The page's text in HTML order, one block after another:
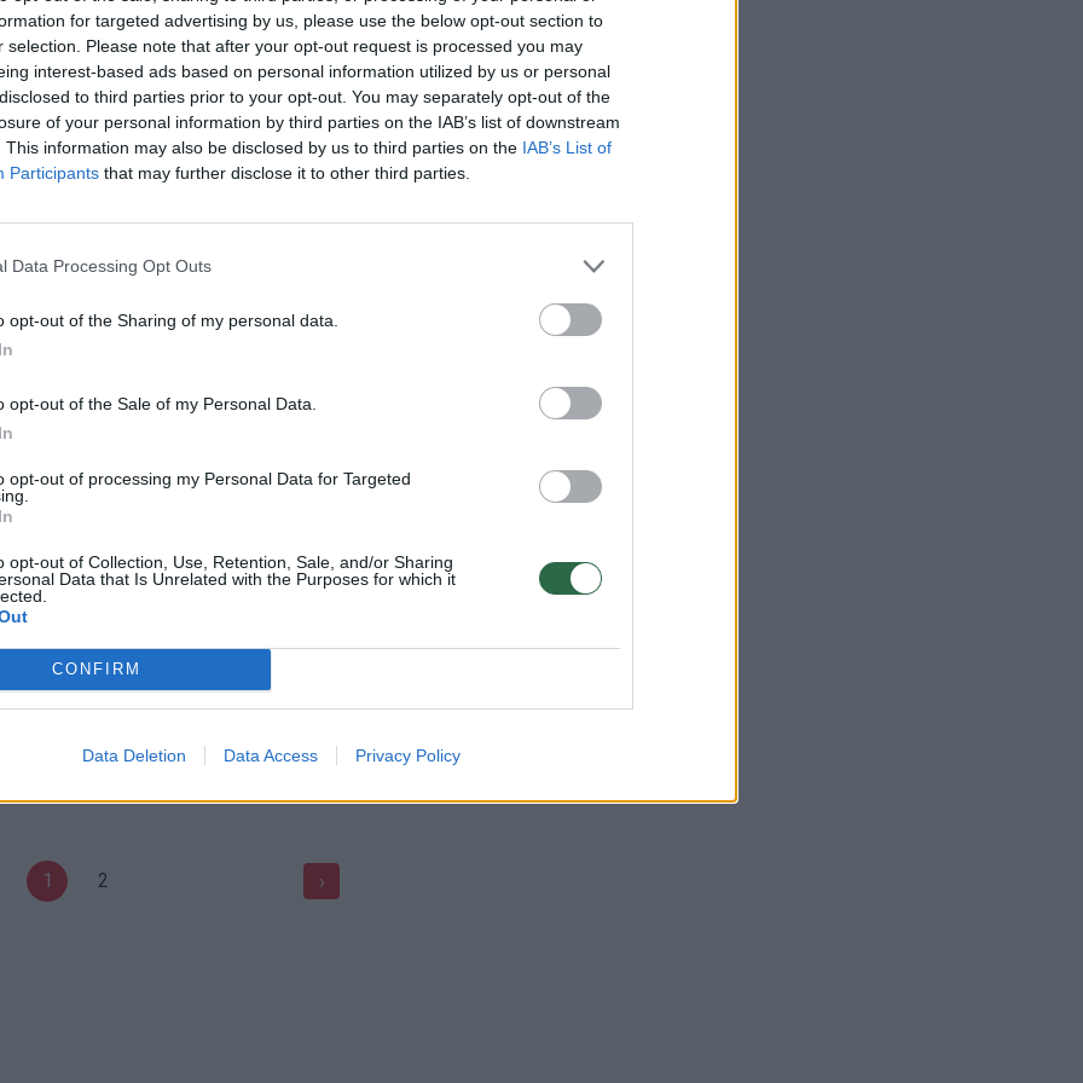
for targeted advertising by us, please use the below opt-out section to
selection. Please note that after your opt-out request is processed you may
interest-based ads based on personal information utilized by us or personal
to third parties prior to your opt-out. You may separately opt-out of the
of your personal information by third parties on the IAB’s list of downstream
This information may also be disclosed by us to third parties on the IAB’s List of
Participants that may further disclose it to other third parties.
Data Processing Opt Outs
opt-out of the Sharing of my personal data.
opt-out of the Sale of my Personal Data.
opt-out of processing my Personal Data for Targeted
opt-out of Collection, Use, Retention, Sale, and/or Sharing
Data that Is Unrelated with the Purposes for which it
CONFIRM
Data Deletion Data Access Privacy Policy
pora“
Žinios | Sportas
00:00:59
paaiškėjo šių metų breiko
finalinėse kovose
00:00:28
Lietuvos šokėjai E. Sodeika ir I.
Žukauskaitė triumfavo Europos
00:00:43
sutrikę, kai eterio metu
daug pakilęs sijonas
Pramogos
00:00:41
Žinios
talentų konkurse atėmė
Žinios | Pasaulis
Žinios Videobumas
1 2 ›